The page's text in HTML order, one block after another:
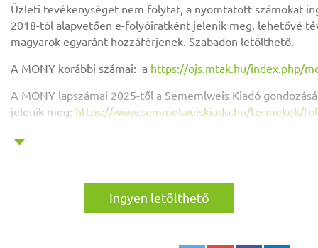
Üzleti tevékenységet nem folytat, a nyomtatott számokat
2018-tól alapvetően e-folyóiratként jelenik meg, lehetővé
magyarok egyaránt hozzáférjenek. Szabadon letölthető.
A MONY korábbi számai: a https://ojs.mtak.hu/index.php/
A MONY lapszámai 2025-től a Sememlweis Kiadó
jelenik meg: https://www.semmelweiskiado.hu/termekek/
Ingyen letölthető